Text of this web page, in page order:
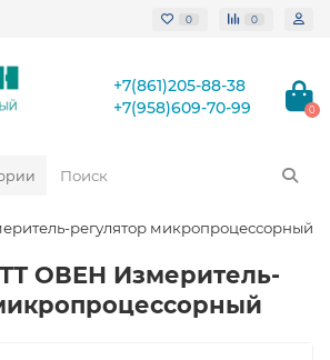
0 0
+7(861)205-88-38
+7(958)609-70-99
0
регулятор микропроцессорный
ОВЕН Измеритель-